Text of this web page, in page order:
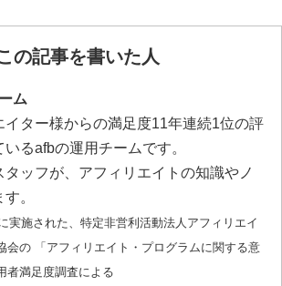
の記事を書いた人
ム
イター様からの満足度11年連続1位の評
るafbの運用チームです。
ッフが、アフィリエイトの知識やノ
。
実施された、特定非営利活動法人アフィリエイ
会の 「アフィリエイト・プログラムに関する意
者満足度調査による